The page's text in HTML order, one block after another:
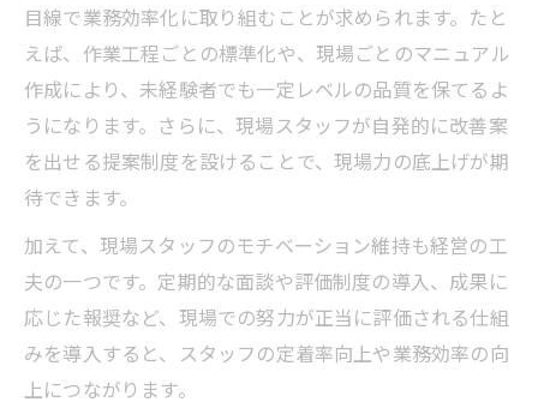
目線で業務効率化に取り組むことが求められます。たと
えば、作業工程ごとの標準化や、現場ごとのマニュアル
作成により、未経験者でも一定レベルの品質を保てるよ
うになります。さらに、現場スタッフが自発的に改善案
を出せる提案制度を設けることで、現場力の底上げが期
待できます。
加えて、現場スタッフのモチベーション維持も経営の工
夫の一つです。定期的な面談や評価制度の導入、成果に
応じた報奨など、現場での努力が正当に評価される仕組
みを導入すると、スタッフの定着率向上や業務効率の向
上につながります。